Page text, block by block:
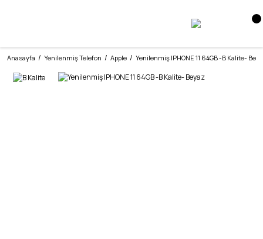
Anasayfa Yenilenmiş Telefon Apple Yenilenmiş IPHONE 11 64GB -B Kalite-